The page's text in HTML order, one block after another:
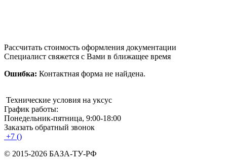
Рассчитать стоимость оформления документации
Специалист свяжется с Вами в ближащее время
Ошибка: Контактная форма не найдена.
Технические условия на уксус
График работы:
Понедельник-пятница, 9:00-18:00
Заказать обратный звонок
+7 ()
© 2015-2026 БАЗА-ТУ-РФ